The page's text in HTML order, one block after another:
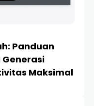
Panduan
Generasi
Maksimal